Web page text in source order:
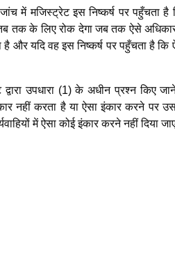
में मजिस्ट्रेट इस निष्कर्ष पर पहुँचता
तब तक के लिए रोक देगा जब तक ऐसे अधिकार
है और यदि वह इस निष्कर्ष पर पहुँचता है कि
द्वारा उपधारा (1) के अधीन प्रश्न किए
नहीं करता है या ऐसा इंकार करने पर
में ऐसा कोई इंकार करने नहीं दिया